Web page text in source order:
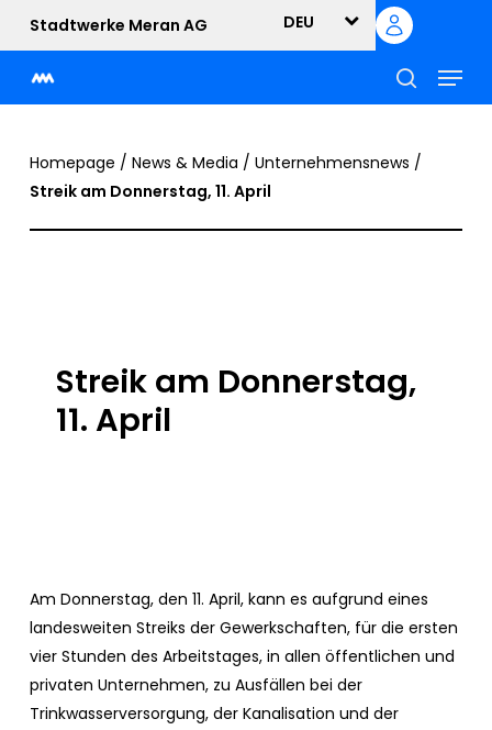
main
content
Stadtwerke Meran AG DEU
suche
Menu
Homepage / News & Media / Unternehmensnews /
Streik am Donnerstag, 11. April
Streik am Donnerstag,
11. April
Am Donnerstag, den 11. April, kann es aufgrund eines
landesweiten Streiks der Gewerkschaften, für die ersten
vier Stunden des Arbeitstages, in allen öffentlichen und
privaten Unternehmen, zu Ausfällen bei der
Trinkwasserversorgung, der Kanalisation und der